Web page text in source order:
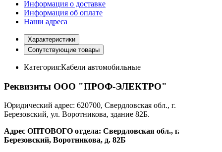
Информация о доставке
Информация об оплате
Наши адреса
Характеристики
Сопутствующие товары
Категория:Кабели автомобильные
Реквизиты ООО "ПРОФ-ЭЛЕКТРО"
Юридический адрес: 620700, Свердловская обл., г.
Березовский, ул. Воротникова, здание 82Б.
Адрес ОПТОВОГО отдела: Свердловская обл., г.
Березовский, Воротникова, д. 82Б